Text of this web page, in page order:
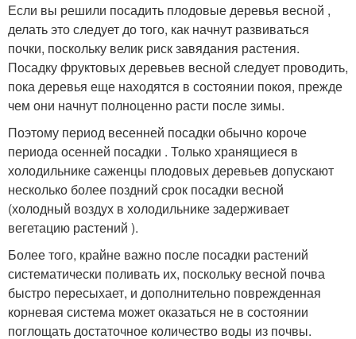
Если вы решили посадить плодовые деревья весной ,
делать это следует до того, как начнут развиваться
почки, поскольку велик риск завядания растения.
Посадку фруктовых деревьев весной следует проводить,
пока деревья еще находятся в состоянии покоя, прежде
чем они начнут полноценно расти после зимы.
Поэтому период весенней посадки обычно короче
периода осенней посадки . Только хранящиеся в
холодильнике саженцы плодовых деревьев допускают
несколько более поздний срок посадки весной
(холодный воздух в холодильнике задерживает
вегетацию растений ).
Более того, крайне важно после посадки растений
систематически поливать их, поскольку весной почва
быстро пересыхает, и дополнительно поврежденная
корневая система может оказаться не в состоянии
поглощать достаточное количество воды из почвы.